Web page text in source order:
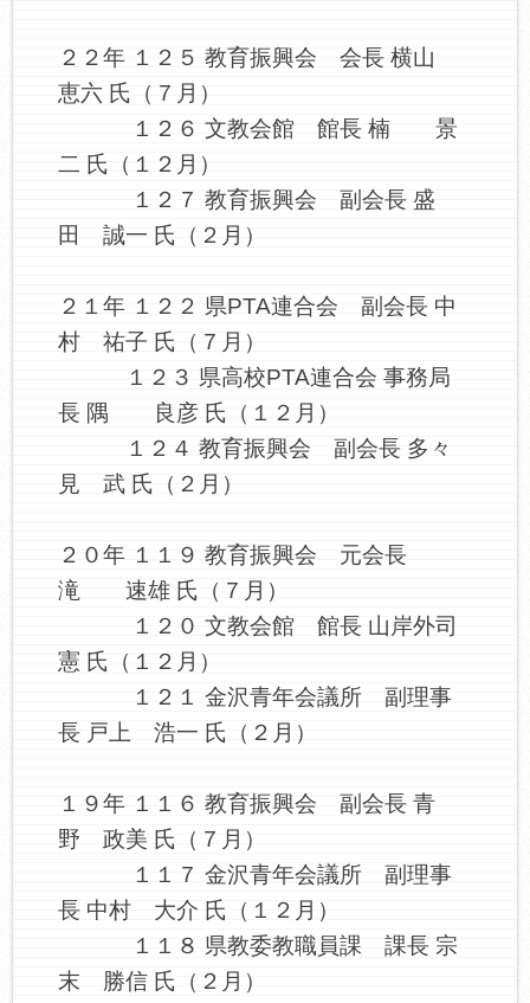
２２年 １２５ 教育振興会 会長 横山
恵六 氏（７月）
１２６ 文教会館 館長 楠 景
二 氏（１２月）
１２７ 教育振興会 副会長 盛
田 誠一 氏（２月）
２１年 １２２ 県PTA連合会 副会長 中
村 祐子 氏（７月）
１２３ 県高校PTA連合会 事務局
長 隅 良彦 氏（１２月）
１２４ 教育振興会 副会長 多々
見 武 氏（２月）
２０年 １１９ 教育振興会 元会長
滝 速雄 氏（７月）
１２０ 文教会館 館長 山岸外司
憲 氏（１２月）
１２１ 金沢青年会議所 副理事
長 戸上 浩一 氏（２月）
１９年 １１６ 教育振興会 副会長 青
野 政美 氏（７月）
１１７ 金沢青年会議所 副理事
長 中村 大介 氏（１２月）
１１８ 県教委教職員課 課長 宗
末 勝信 氏（２月）